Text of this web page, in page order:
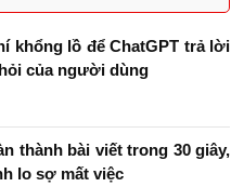
khổng lồ để ChatGPT trả lời
của người dùng
thành bài viết trong 30 giây,
lo sợ mất việc